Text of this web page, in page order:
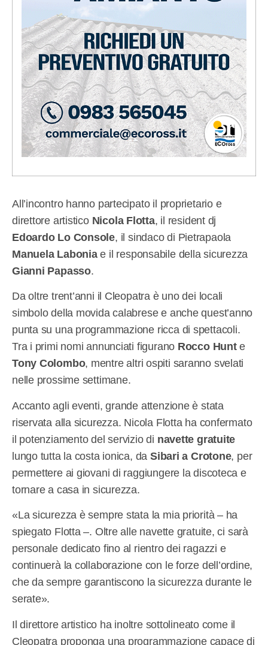
All’incontro hanno partecipato il proprietario e
direttore artistico Nicola Flotta, il resident dj
Edoardo Lo Console, il sindaco di Pietrapaola
Manuela Laboniae il responsabile della sicurezza
Gianni Papasso.
Da oltre trent’anni il Cleopatra è uno dei locali
simbolo della movida calabrese e anche quest’anno
punta su una programmazione ricca di spettacoli.
Tra i primi nomi annunciati figurano Rocco Hunte
Tony Colombo, mentre altri ospiti saranno svelati
nelle prossime settimane.
Accanto agli eventi, grande attenzione è stata
riservata alla sicurezza. Nicola Flotta ha confermato
il potenziamento del servizio di navette gratuite
lungo tutta la costa ionica, da Sibari a Crotone, per
permettere ai giovani di raggiungere la discoteca e
tornare a casa in sicurezza.
«La sicurezza è sempre stata la mia priorità – ha
spiegato Flotta –. Oltre alle navette gratuite, ci sarà
personale dedicato fino al rientro dei ragazzi e
continuerà la collaborazione con le forze dell’ordine,
che da sempre garantiscono la sicurezza durante le
serate».
Il direttore artistico ha inoltre sottolineato come il
Cleopatra proponga una programmazione capace di